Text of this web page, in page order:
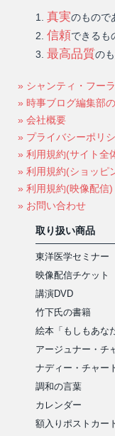
真実のもので
信頼できるも
最高品質の
» シャンティ・フー
» 時事ブログ編集部
» 会社概要
» プライバシーポリ
» 利用規約(サイト全
» 利用規約(ショッピ
» 利用規約(映像配信)
» お問い合わせ
取り扱い商品
東洋医学セミナー
映像配信チケット
講演DVD
竹下氏の書籍
絵本「もしもあな
アージュナー・チ
ナディー・チャー
調和の言葉
カレンダー
額入りポストカー